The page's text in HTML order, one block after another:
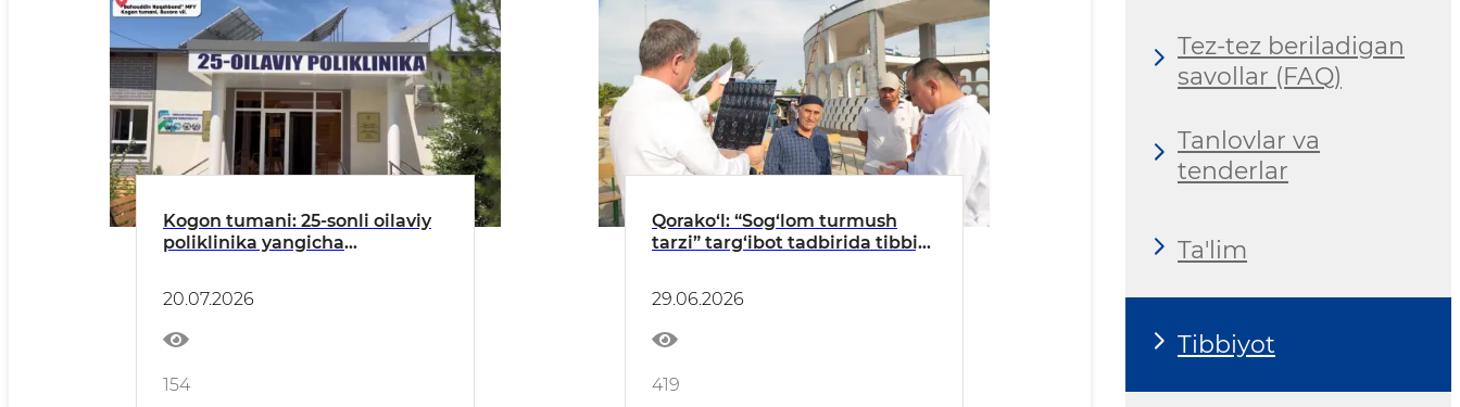
Kogon tumani: 25-sonli oilaviy
poliklinika yangicha
20.07.2026
154
Qorako‘l: “Sog‘lom turmush
tarzi” targ‘ibot tadbirida tibbiy
29.06.2026
419
Tez-tez beriladigan
savollar (FAQ)
Tanlovlar va
tenderlar
Ta'lim
Tibbiyot